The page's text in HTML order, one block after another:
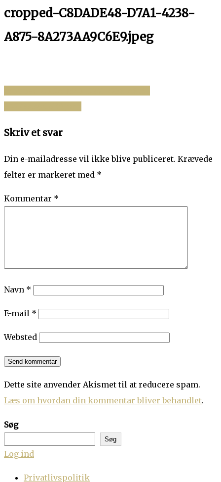
cropped-C8DADE48-D7A1-4238-
A875-8A273AA9C6E9.jpeg
Indlægsnavigation
Skriv et svar
Din e-mailadresse vil ikke blive publiceret. Krævede
felter er markeret med *
Kommentar *
Navn *
E-mail *
Websted
Dette site anvender Akismet til at reducere spam.
Læs om hvordan din kommentar bliver behandlet.
Søg
Søg
Log ind
Privatlivspolitik